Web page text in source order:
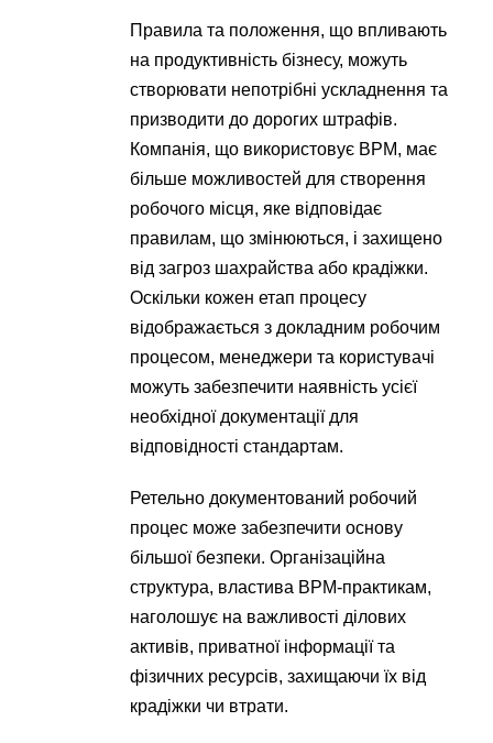
Правила та положення, що впливають
на продуктивність бізнесу, можуть
створювати непотрібні ускладнення та
призводити до дорогих штрафів.
Компанія, що використовує BPM, має
більше можливостей для створення
робочого місця, яке відповідає
правилам, що змінюються, і захищено
від загроз шахрайства або крадіжки.
Оскільки кожен етап процесу
відображається з докладним робочим
процесом, менеджери та користувачі
можуть забезпечити наявність усієї
необхідної документації для
відповідності стандартам.
Ретельно документований робочий
процес може забезпечити основу
більшої безпеки. Організаційна
структура, властива BPM-практикам,
наголошує на важливості ділових
активів, приватної інформації та
фізичних ресурсів, захищаючи їх від
крадіжки чи втрати.